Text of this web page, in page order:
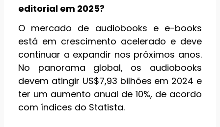
editorial em 2025?
O mercado de audiobooks e e-books
está em crescimento acelerado e deve
continuar a expandir nos próximos anos.
No panorama global, os audiobooks
devem atingir US$7,93 bilhões em 2024 e
ter um aumento anual de 10%, de acordo
com índices do Statista.